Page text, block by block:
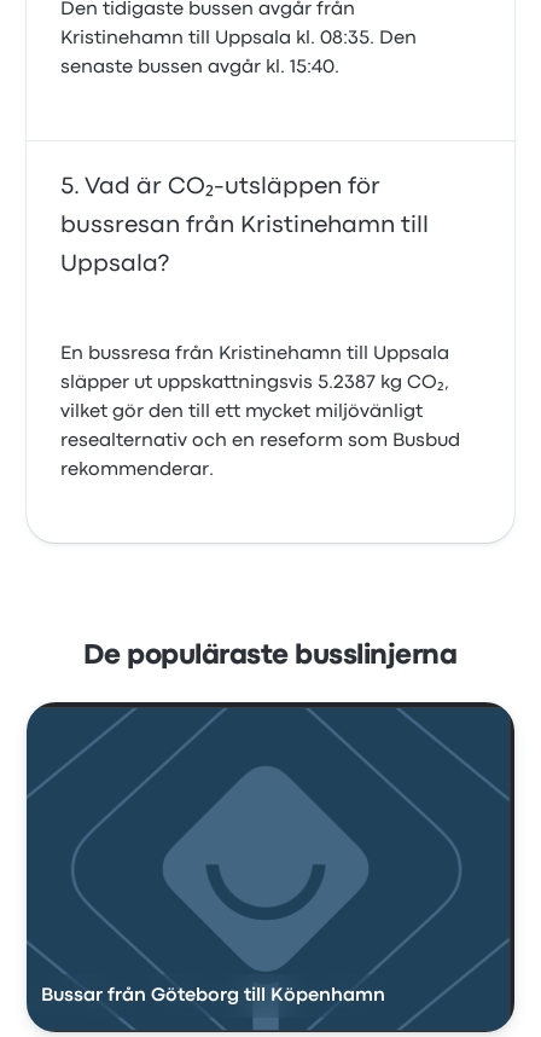
Den tidigaste bussen avgår från
Kristinehamn till Uppsala kl. 08:35. Den
senaste bussen avgår kl. 15:40.
Vad är CO₂-utsläppen för
bussresan från Kristinehamn till
Uppsala?
En bussresa från Kristinehamn till Uppsala
släpper ut uppskattningsvis 5.2387 kg CO₂,
vilket gör den till ett mycket miljövänligt
resealternativ och en reseform som Busbud
rekommenderar.
De populäraste busslinjerna
Bussar från Göteborg till Köpenhamn